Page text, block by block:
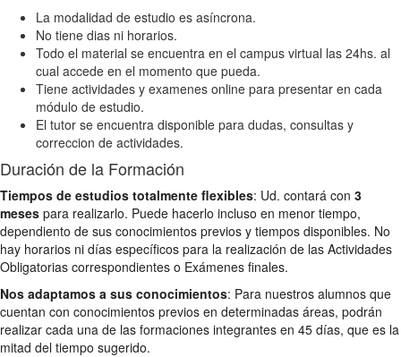
La modalidad de estudio es asíncrona.
No tiene dias ni horarios.
Todo el material se encuentra en el campus virtual las 24hs. al
cual accede en el momento que pueda.
Tiene actividades y examenes online para presentar en cada
módulo de estudio.
El tutor se encuentra disponible para dudas, consultas y
correccion de actividades.
Duración de la Formación
Tiempos de estudios totalmente flexibles: Ud. contará con 3
meses para realizarlo. Puede hacerlo incluso en menor tiempo,
dependiento de sus conocimientos previos y tiempos disponibles. No
hay horarios ni días específicos para la realización de las Actividades
Obligatorias correspondientes o Exámenes finales.
Nos adaptamos a sus conocimientos: Para nuestros alumnos que
cuentan con conocimientos previos en determinadas áreas, podrán
realizar cada una de las formaciones integrantes en 45 días, que es la
mitad del tiempo sugerido.